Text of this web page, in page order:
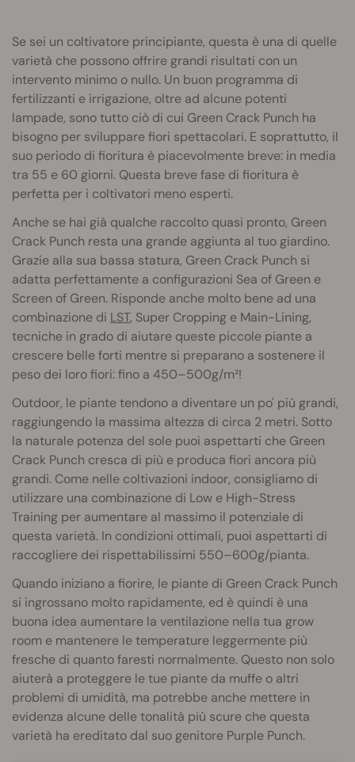
Se sei un coltivatore principiante, questa è una di quelle
varietà che possono offrire grandi risultati con un
intervento minimo o nullo. Un buon programma di
fertilizzanti e irrigazione, oltre ad alcune potenti
lampade, sono tutto ciò di cui Green Crack Punch ha
bisogno per sviluppare fiori spettacolari. E soprattutto, il
suo periodo di fioritura è piacevolmente breve: in media
tra 55 e 60 giorni. Questa breve fase di fioritura è
perfetta per i coltivatori meno esperti.
Anche se hai già qualche raccolto quasi pronto, Green
Crack Punch resta una grande aggiunta al tuo giardino.
Grazie alla sua bassa statura, Green Crack Punch si
adatta perfettamente a configurazioni Sea of Green e
Screen of Green. Risponde anche molto bene ad una
combinazione di LST, Super Cropping e Main-Lining,
tecniche in grado di aiutare queste piccole piante a
crescere belle forti mentre si preparano a sostenere il
peso dei loro fiori: fino a 450–500g/m²!
Outdoor, le piante tendono a diventare un po' più grandi,
raggiungendo la massima altezza di circa 2 metri. Sotto
la naturale potenza del sole puoi aspettarti che Green
Crack Punch cresca di più e produca fiori ancora più
grandi. Come nelle coltivazioni indoor, consigliamo di
utilizzare una combinazione di Low e High-Stress
Training per aumentare al massimo il potenziale di
questa varietà. In condizioni ottimali, puoi aspettarti di
raccogliere dei rispettabilissimi 550–600g/pianta.
Quando iniziano a fiorire, le piante di Green Crack Punch
si ingrossano molto rapidamente, ed è quindi è una
buona idea aumentare la ventilazione nella tua grow
room e mantenere le temperature leggermente più
fresche di quanto faresti normalmente. Questo non solo
aiuterà a proteggere le tue piante da muffe o altri
problemi di umidità, ma potrebbe anche mettere in
evidenza alcune delle tonalità più scure che questa
varietà ha ereditato dal suo genitore Purple Punch.